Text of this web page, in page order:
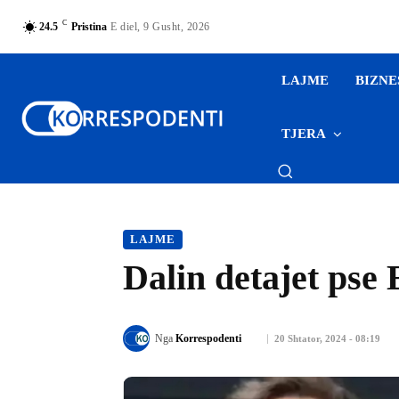
24.5 C Pristina E diel, 9 Gusht, 2026
LAJME
TJERA
LAJME
Dalin detajet pse
20 Shtator, 2024 - 08:19
Nga Korrespodenti